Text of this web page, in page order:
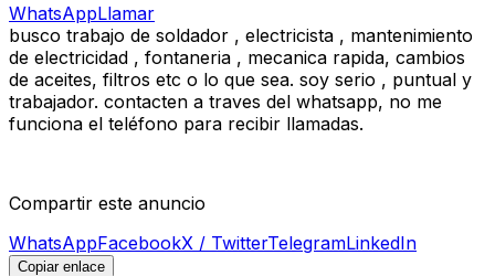
WhatsAppLlamar
busco trabajo de soldador , electricista , mantenimiento
de electricidad , fontaneria , mecanica rapida, cambios
de aceites, filtros etc o lo que sea. soy serio , puntual y
trabajador. contacten a traves del whatsapp, no me
funciona el teléfono para recibir llamadas.
Compartir este anuncio
WhatsAppFacebookX / TwitterTelegramLinkedIn
Copiar enlace